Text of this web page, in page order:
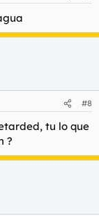
#8
tu lo que
?